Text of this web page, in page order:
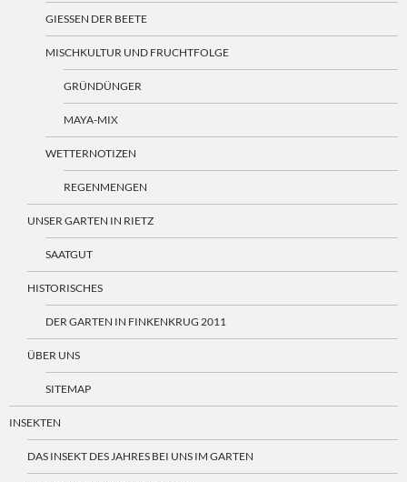
GIESSEN DER BEETE
MISCHKULTUR UND FRUCHTFOLGE
GRÜNDÜNGER
MAYA-MIX
WETTERNOTIZEN
REGENMENGEN
UNSER GARTEN IN RIETZ
SAATGUT
HISTORISCHES
DER GARTEN IN FINKENKRUG 2011
ÜBER UNS
SITEMAP
INSEKTEN
DAS INSEKT DES JAHRES BEI UNS IM GARTEN